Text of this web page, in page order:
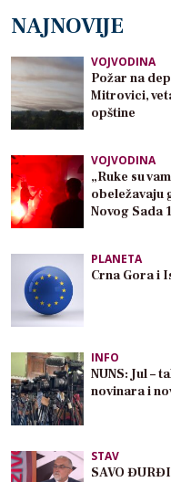
NAJNOVIJE
VOJVODINA
Požar na
Mitrovici,
opštine
VOJVODINA
„Ruke su
obeležavaju
Novog Sada
PLANETA
Crna Gora i
INFO
NUNS: Jul –
novinara i
STAV
SAVO